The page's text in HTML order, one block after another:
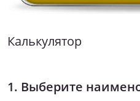
Калькулятор
1. Выберите